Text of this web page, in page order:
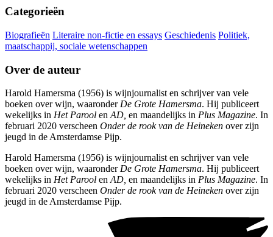
Categorieën
Biografieën Literaire non-fictie en essays Geschiedenis Politiek,
maatschappij, sociale wetenschappen
Over de auteur
Harold Hamersma (1956) is wijnjournalist en schrijver van vele
boeken over wijn, waaronderDe Grote Hamersma. Hij publiceert
wekelijks in Het Parool enAD, en maandelijks in Plus Magazine. In
februari 2020 verscheen Onder de rook van de Heineken over zijn
jeugd in de Amsterdamse Pijp.
Harold Hamersma (1956) is wijnjournalist en schrijver van vele
boeken over wijn, waaronderDe Grote Hamersma. Hij publiceert
wekelijks in Het Parool enAD, en maandelijks in Plus Magazine. In
februari 2020 verscheen Onder de rook van de Heineken over zijn
jeugd in de Amsterdamse Pijp.